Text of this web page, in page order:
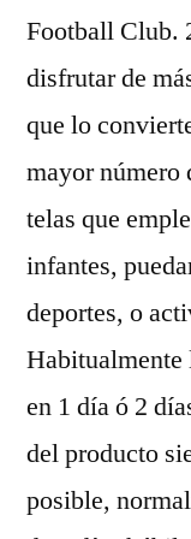
Football Club.
disfrutar de
que lo
mayor número
telas que
infantes,
deportes, o
Habitualmente
en 1 día ó 2
del producto
posible,